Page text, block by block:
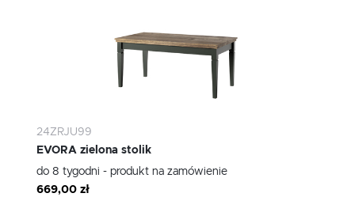
24ZRJU99
EVORA zielona stolik
do 8 tygodni - produkt na zamówienie
669,00 zł